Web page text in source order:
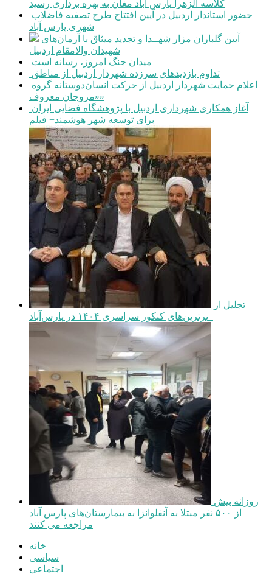
کلاسه الزهرا پارس آباد مغان به بهره برداری رسید
شهری پارس آباد
شهیدان والامقام اردبیل
میدان جنگ امروز، رسانه است
تداوم بازدیدهای سرزده شهردار اردبیل از مناطق
«مروجان معروف»
برای توسعه شهر هوشمند+ فیلم
از ۵۰۰ نفر مبتلا به آنفلوانزا به بیمارستان‌های پارس آباد
مراجعه می کنند
خانه
سیاسی
اجتماعی